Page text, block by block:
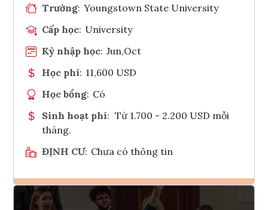
Trường: Youngstown State University
Cấp học: University
Kỳ nhập học: Jun,Oct
Học phí: 11,600 USD
Học bổng: Có
Sinh hoạt phí: Từ 1.700 - 2.200 USD mỗi
tháng.
ĐỊNH CƯ: Chưa có thông tin
Ghi danh